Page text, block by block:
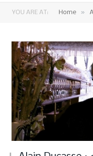
YOU ARE AT: Home »